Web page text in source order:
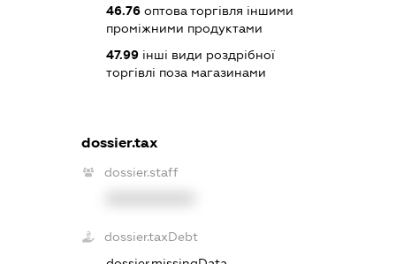
46.76 оптова торгівля іншими
проміжними продуктами
47.99 інші види роздрібної
торгівлі поза магазинами
dossier.tax
dossier.staff
dossier.taxDebt